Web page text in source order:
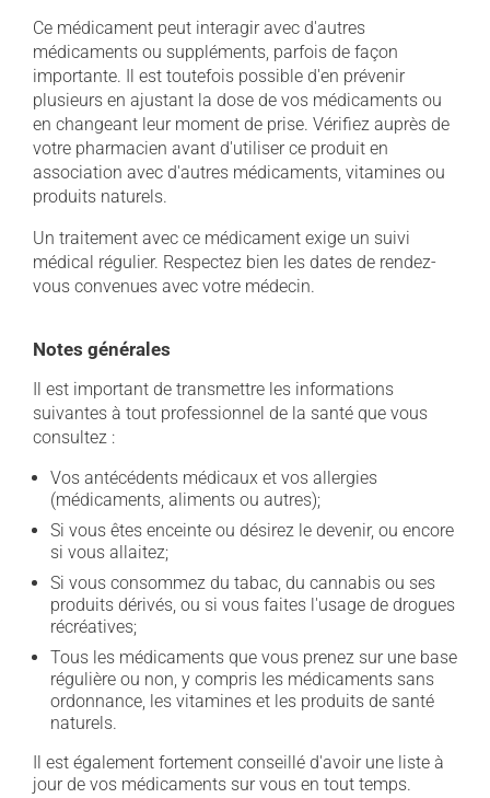
Ce médicament peut interagir avec d'autres
médicaments ou suppléments, parfois de façon
importante. Il est toutefois possible d'en prévenir
plusieurs en ajustant la dose de vos médicaments ou
en changeant leur moment de prise. Vérifiez auprès de
votre pharmacien avant d'utiliser ce produit en
association avec d'autres médicaments, vitamines ou
produits naturels.
Un traitement avec ce médicament exige un suivi
médical régulier. Respectez bien les dates de rendez-
vous convenues avec votre médecin.
Notes générales
Il est important de transmettre les informations
suivantes à tout professionnel de la santé que vous
consultez :
Vos antécédents médicaux et vos allergies
(médicaments, aliments ou autres);
Si vous êtes enceinte ou désirez le devenir, ou encore
si vous allaitez;
Si vous consommez du tabac, du cannabis ou ses
produits dérivés, ou si vous faites l'usage de drogues
récréatives;
Tous les médicaments que vous prenez sur une base
régulière ou non, y compris les médicaments sans
ordonnance, les vitamines et les produits de santé
naturels.
Il est également fortement conseillé d'avoir une liste à
jour de vos médicaments sur vous en tout temps.